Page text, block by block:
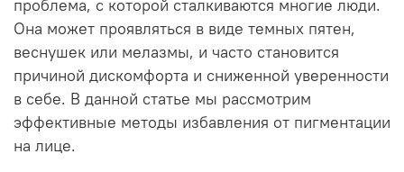
проблема, с которой сталкиваются многие люди.
Она может проявляться в виде темных пятен,
веснушек или мелазмы, и часто становится
причиной дискомфорта и сниженной уверенности
в себе. В данной статье мы рассмотрим
эффективные методы избавления от пигментации
на лице.